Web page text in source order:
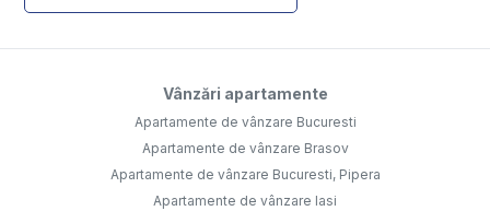
Vânzări apartamente
Apartamente de vânzare Bucuresti
Apartamente de vânzare Brasov
Apartamente de vânzare Bucuresti, Pipera
Apartamente de vânzare Iasi